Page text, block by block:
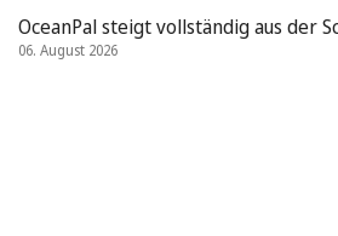
OceanPal steigt vollständig aus der
06. August 2026